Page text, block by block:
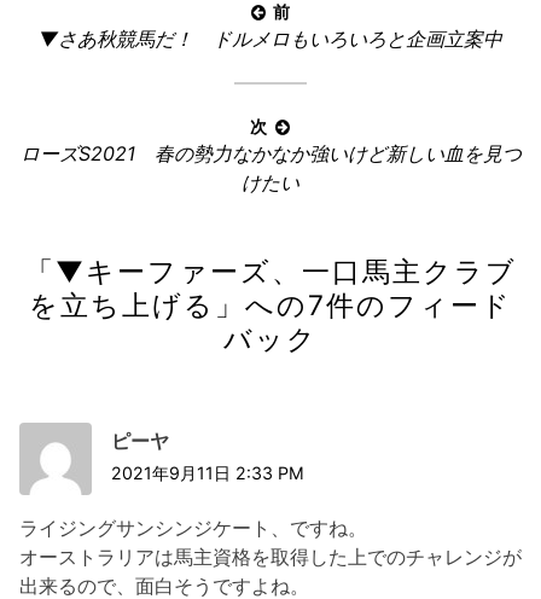
稿
ゲ
ョ
ン
前
前
▼さあ秋競馬だ！ ドルメロもいろいろと企画立案中
次
次
ローズS2021 春の勢力なかなか強いけど新しい血を見つ
けたい
「▼キーファーズ、一口馬主クラブ
を立ち上げる 」への7件のフィード
バック
ピーヤ
2021年9月11日 2:33 PM
ライジングサンシンジケート、ですね。
オーストラリアは馬主資格を取得した上でのチャレンジが
出来るので、面白そうですよね。